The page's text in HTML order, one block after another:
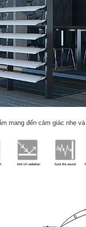
mang đến cảm giác nhẹ